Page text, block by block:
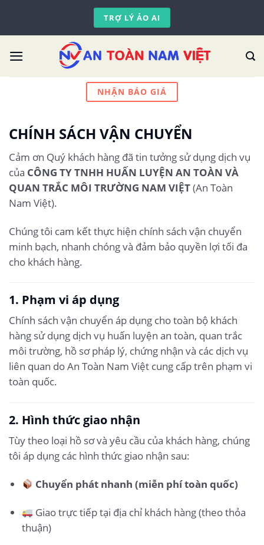
content
TRỢ LÝ ẢO AI
NHẬN BÁO GIÁ
CHÍNH SÁCH VẬN CHUYỂN
Cảm ơn Quý khách hàng đã tin tưởng sử dụng dịch vụ
của CÔNG TY TNHH HUẤN LUYỆN AN TOÀN VÀ
QUAN TRẮC MÔI TRƯỜNG NAM VIỆT(An Toàn
Nam Việt).
Chúng tôi cam kết thực hiện chính sách vận chuyển
minh bạch, nhanh chóng và đảm bảo quyền lợi tối đa
cho khách hàng.
1. Phạm vi áp dụng
Chính sách vận chuyển áp dụng cho toàn bộ khách
hàng sử dụng dịch vụ huấn luyện an toàn, quan trắc
môi trường, hồ sơ pháp lý, chứng nhận và các dịch vụ
liên quan do An Toàn Nam Việt cung cấp trên phạm vi
toàn quốc.
2. Hình thức giao nhận
Tùy theo loại hồ sơ và yêu cầu của khách hàng, chúng
tôi áp dụng các hình thức giao nhận sau:
Chuyển phát nhanh (miễn phí toàn quốc)
Giao trực tiếp tại địa chỉ khách hàng (theo thỏa
thuận)